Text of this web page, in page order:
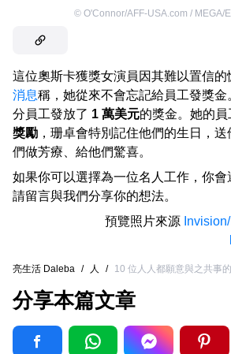
© O'Connor/AFF-USA.com / MEGA/
這位奧斯卡獲獎女演員因其難以置信
消息稱，她從來不會忘記給員工發獎
分員工發放了 1 萬美元的獎金。她的員
獎勵 ，珊卓會特別記住他們的生日，
們做芳療、給他們驚喜。
如果你可以選擇為一位名人工作，你會
請留言與我們分享你的想法。
預覽照片來源
亮生活 Daleba / 人 / 10 位人人都願意與之共事
分享本篇文章